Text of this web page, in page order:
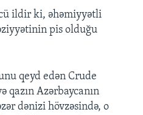
ildir ki, əhəmiyyətli
pis olduğu
qeyd edən Crude
Azərbaycanın
dənizi hövzəsində, o